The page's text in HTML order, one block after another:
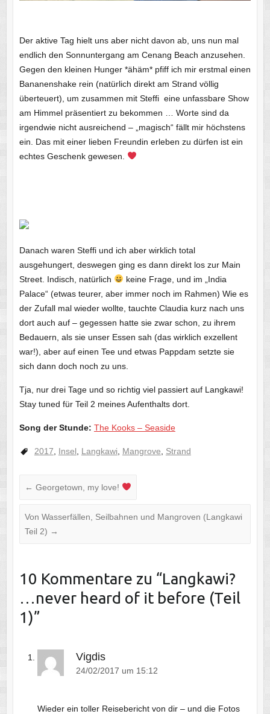
Der aktive Tag hielt uns aber nicht davon ab, uns nun mal
endlich den Sonnuntergang am Cenang Beach anzusehen.
Gegen den kleinen Hunger *ähäm* pfiff ich mir erstmal einen
Bananenshake rein (natürlich direkt am Strand völlig
überteuert), um zusammen mit Steffi eine unfassbare Show
am Himmel präsentiert zu bekommen … Worte sind da
irgendwie nicht ausreichend – „magisch“ fällt mir höchstens
ein. Das mit einer lieben Freundin erleben zu dürfen ist ein
echtes Geschenk gewesen.
Danach waren Steffi und ich aber wirklich total
ausgehungert, deswegen ging es dann direkt los zur Main
Street. Indisch, natürlich
keine Frage, und im „India
Palace“ (etwas teurer, aber immer noch im Rahmen) Wie es
der Zufall mal wieder wollte, tauchte Claudia kurz nach uns
dort auch auf – gegessen hatte sie zwar schon, zu ihrem
Bedauern, als sie unser Essen sah (das wirklich exzellent
war!), aber auf einen Tee und etwas Pappdam setzte sie
sich dann doch noch zu uns.
Tja, nur drei Tage und so richtig viel passiert auf Langkawi!
Stay tuned für Teil 2 meines Aufenthalts dort.
Song der Stunde: The Kooks – Seaside
2017 Insel Langkawi Mangrove Strand
← Georgetown, my love!
Von Wasserfällen, Seilbahnen und Mangroven (Langkawi
Teil 2) →
10 Kommentare zu “Langkawi?
…never heard of it before (Teil
1)”
Vigdis
24/02/2017 um 15:12
Wieder ein toller Reisebericht von dir – und die Fotos